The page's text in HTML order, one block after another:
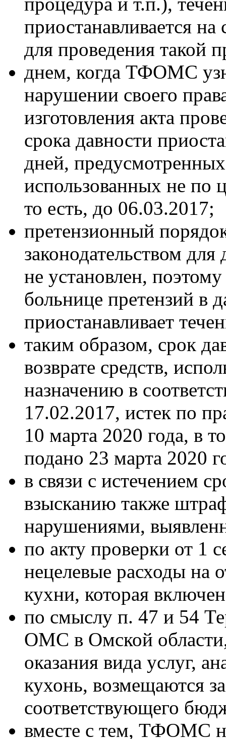
приостанавливается
для проведения такой
днем, когда ТФОМС
нарушении своего
изготовления акта
срока давности
дней,
использованных не по
то есть, до 06.03.2017;
претензионный
законодательством
не установлен,
больнице претензий в
приостанавливает
таким образом, срок
возврате средств,
назначению в
17.02.2017, истек по
10 марта 2020 года, в
подано 23 марта 2020
в связи с истечением
взысканию также
нарушениями,
по акту проверки от 1
нецелевые расходы на
кухни, которая
по смыслу п. 47 и 54
ОМС в Омской области,
оказания вида услуг,
кухонь, возмещаются
соответствующего
вместе с тем, ТФОМС